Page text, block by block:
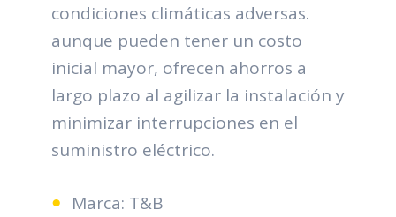
condiciones climáticas adversas.
aunque pueden tener un costo
inicial mayor, ofrecen ahorros a
largo plazo al agilizar la instalación y
minimizar interrupciones en el
suministro eléctrico.
Marca: T&B